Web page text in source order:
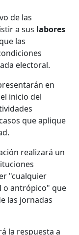
de las
a sus labores
las
electoral.
en
inicio del
que aplique
realizará un
"cualquier
o antrópico" que
las jornadas
la respuesta a